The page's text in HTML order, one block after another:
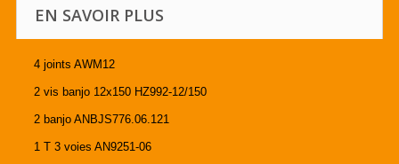
EN SAVOIR PLUS
4 joints AWM12
2 vis banjo 12x150 HZ992-12/150
2 banjo ANBJS776.06.121
1 T 3 voies AN9251-06